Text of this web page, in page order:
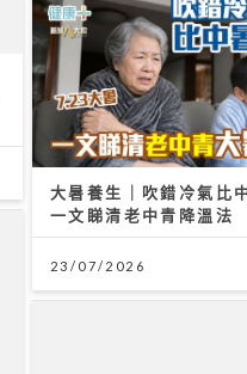
大暑養生｜吹錯冷氣比
一文睇清老中青降溫法
23/07/2026